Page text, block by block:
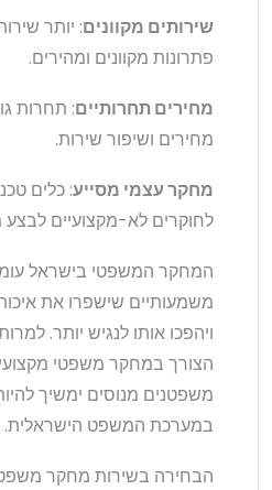
שירותים מקוונים: יותר
פתרונות מקוונים ומהירים.
מחירים תחרותיים: תחרות
מחירים ושיפור שירות.
מחקר עצמי מסייע: כלים
לחוקרים לא-מקצועיים
המחקר המשפטי בישראל עומד
משמעותיים שישפרו את
ויהפכו אותו לנגיש יותר.
הצורך במחקר משפטי
משפטנים מנוסים ימשיך
במערכת המשפט הישראלית.
הבחירה בשירות מחקר